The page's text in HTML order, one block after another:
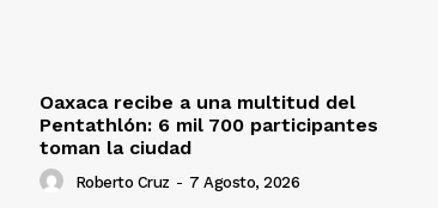
Oaxaca recibe a una multitud del
Pentathlón: 6 mil 700 participantes
toman la ciudad
Roberto Cruz - 7 Agosto, 2026